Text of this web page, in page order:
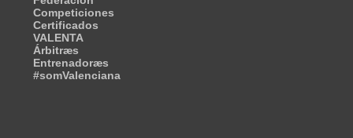
Competiciones
Certificados
VALENTA
Árbitræs
Entrenadoræs
#somValenciana